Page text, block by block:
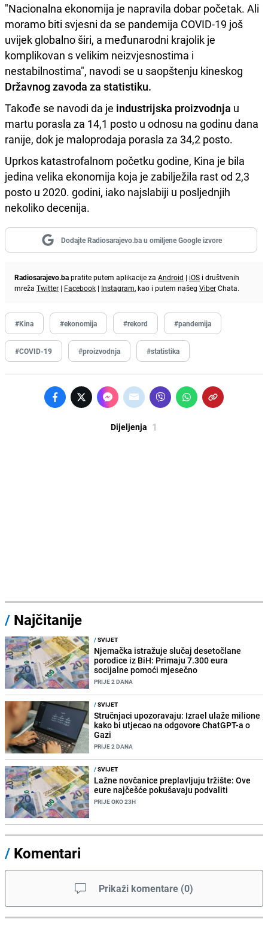
"Nacionalna ekonomija je napravila dobar početak. Ali
moramo biti svjesni da se pandemija COVID-19 još
uvijek globalno širi, a međunarodni krajolik je
komplikovan s velikim neizvjesnostima i
nestabilnostima", navodi se u saopštenju kineskog
Državnog zavoda za statistiku.
Takođe se navodi da je industrijska proizvodnja u
martu porasla za 14,1 posto u odnosu na godinu dana
ranije, dok je maloprodaja porasla za 34,2 posto.
Uprkos katastrofalnom početku godine, Kina je bila
jedina velika ekonomija koja je zabilježila rast od 2,3
posto u 2020. godini, iako najslabiji u posljednjih
nekoliko decenija.
Dodajte Radiosarajevo.ba u omiljene Google izvore
Radiosarajevo.bapratite putem aplikacije za Android | iOS i društvenih
mreža Twitter | Facebook | Instagram, kao i putem našeg ViberChata.
#Kina #ekonomija #rekord #pandemija
#COVID-19 #proizvodnja #statistika
Dijeljenja 1
/ Najčitanije
/SVIJET
Njemačka istražuje slučaj desetočlane
porodice iz BiH: Primaju 7.300 eura
socijalne pomoći mjesečno
PRIJE 2 DANA
/SVIJET
Stručnjaci upozoravaju: Izrael ulaže milione
kako bi utjecao na odgovore ChatGPT-a o
Gazi
PRIJE 2 DANA
/SVIJET
Lažne novčanice preplavljuju tržište: Ove
eure najčešće pokušavaju podvaliti
PRIJE OKO 23H
/ Komentari
Prikaži komentare (0)